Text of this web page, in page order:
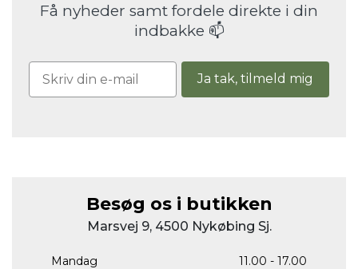
Få nyheder samt fordele direkte i din
indbakke 📫
Ja tak, tilmeld mig
Besøg os i butikken
Marsvej 9, 4500 Nykøbing Sj.
Mandag
11.00 - 17.00